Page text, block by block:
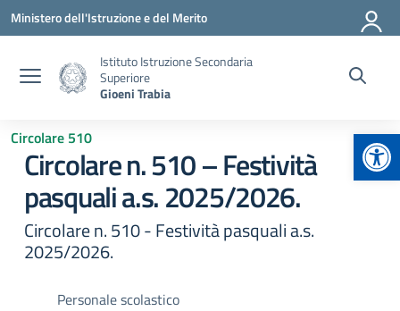
Vai ai contenuti
Vai al menu di navigazione
Vai al footer
Ministero dell'Istruzione e del Merito
Istituto Istruzione Secondaria
Superiore
Gioeni Trabia
Circolare 510
Circolare n. 510 – Festività
pasquali a.s. 2025/2026.
Circolare n. 510 - Festività pasquali a.s.
2025/2026.
Personale scolastico